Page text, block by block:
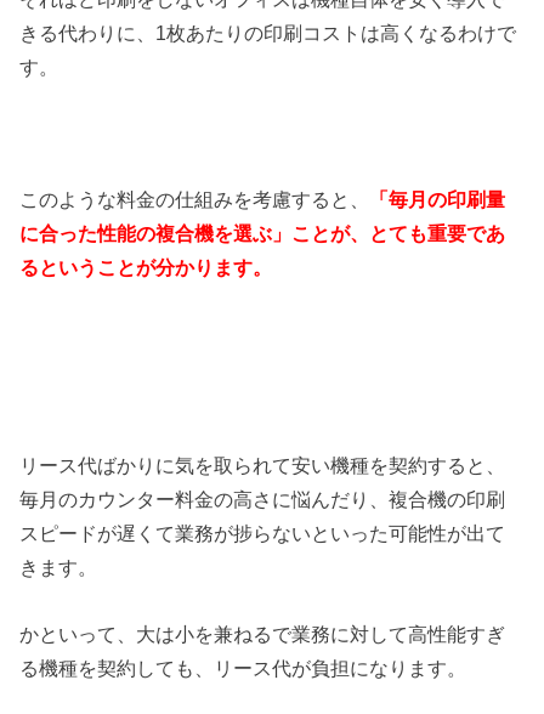
きる代わりに、1枚あたりの印刷コストは高くなるわけで
す。
このような料金の仕組みを考慮すると、
「毎月の印刷量
に合った性能の複合機を選ぶ」ことが、とても重要であ
るということが分かります。
リース代ばかりに気を取られて安い機種を契約すると、
毎月のカウンター料金の高さに悩んだり、複合機の印刷
スピードが遅くて業務が捗らないといった可能性が出て
きます。
かといって、大は小を兼ねるで業務に対して高性能すぎ
る機種を契約しても、リース代が負担になります。